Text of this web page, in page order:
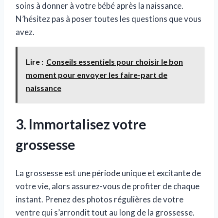
soins à donner à votre bébé après la naissance.
N’hésitez pas à poser toutes les questions que vous
avez.
Lire : Conseils essentiels pour choisir le bon
moment pour envoyer les faire-part de
naissance
3. Immortalisez votre
grossesse
La grossesse est une période unique et excitante de
votre vie, alors assurez-vous de profiter de chaque
instant. Prenez des photos régulières de votre
ventre qui s’arrondit tout au long de la grossesse.